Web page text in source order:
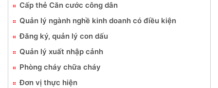
Cấp thẻ Căn cước công dân
Quản lý ngành nghề kinh doanh có điều kiện
Đăng ký, quản lý con dấu
Quản lý xuất nhập cảnh
Phòng cháy chữa cháy
Đơn vị thực hiện